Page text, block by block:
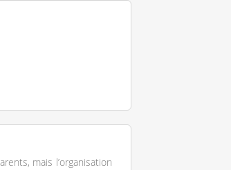
mais l’organisation